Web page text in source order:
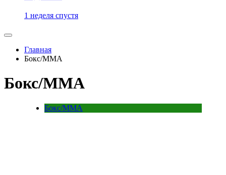
1 неделя спустя
Главная
Бокс/MMA
Бокс/MMA
Бокс/MMA